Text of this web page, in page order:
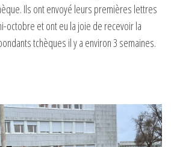
Ils ont envoyé leurs premières lettres
octobre et ont eu la joie de recevoir la
tchèques il y a environ 3 semaines.